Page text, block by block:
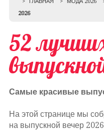
ГЛАВНАЯ МОДА 2026
2026
52
Самые красивые
На этой странице мы
на выпускной вечер